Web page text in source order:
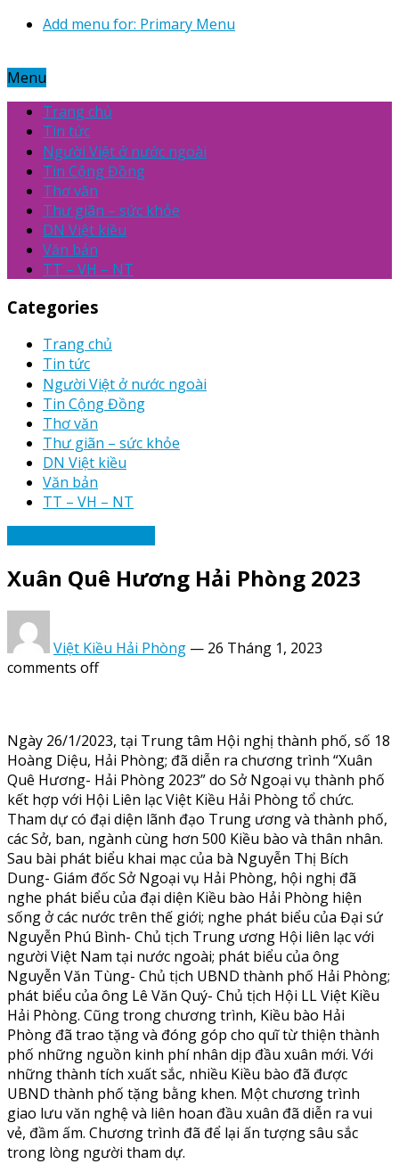
Add menu for: Primary Menu
Menu
Trang chủ
Tin tức
Người Việt ở nước ngoài
Tin Cộng Đồng
Thơ văn
Thư giãn – sức khỏe
DN Việt kiều
Văn bản
TT – VH – NT
Categories
Trang chủ
Tin tức
Người Việt ở nước ngoài
Tin Cộng Đồng
Thơ văn
Thư giãn – sức khỏe
DN Việt kiều
Văn bản
TT – VH – NT
Xuân Quê Hương Hải Phòng 2023
Việt Kiều Hải Phòng — 26 Tháng 1, 2023
comments off
Ngày 26/1/2023, tại Trung tâm Hội nghị thành phố, số 18
Hoàng Diệu, Hải Phòng; đã diễn ra chương trình “Xuân
Quê Hương- Hải Phòng 2023” do Sở Ngoại vụ thành phố
kết hợp với Hội Liên lạc Việt Kiều Hải Phòng tổ chức.
Tham dự có đại diện lãnh đạo Trung ương và thành phố,
các Sở, ban, ngành cùng hơn 500 Kiều bào và thân nhân.
Sau bài phát biểu khai mạc của bà Nguyễn Thị Bích
Dung- Giám đốc Sở Ngoại vụ Hải Phòng, hội nghị đã
nghe phát biểu của đại diện Kiều bào Hải Phòng hiện
sống ở các nước trên thế giới; nghe phát biểu của Đại sứ
Nguyễn Phú Bình- Chủ tịch Trung ương Hội liên lạc với
người Việt Nam tại nước ngoài; phát biểu của ông
Nguyễn Văn Tùng- Chủ tịch UBND thành phố Hải Phòng;
phát biểu của ông Lê Văn Quý- Chủ tịch Hội LL Việt Kiều
Hải Phòng. Cũng trong chương trình, Kiều bào Hải
Phòng đã trao tặng và đóng góp cho quĩ từ thiện thành
phố những nguồn kinh phí nhân dịp đầu xuân mới. Với
những thành tích xuất sắc, nhiều Kiều bào đã được
UBND thành phố tặng bằng khen. Một chương trình
giao lưu văn nghệ và liên hoan đầu xuân đã diễn ra vui
vẻ, đầm ấm. Chương trình đã để lại ấn tượng sâu sắc
trong lòng người tham dự.